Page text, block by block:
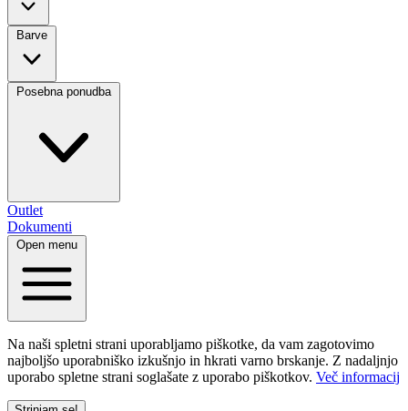
Barve
Posebna ponudba
Outlet
Dokumenti
Open menu
Na naši spletni strani uporabljamo piškotke, da vam zagotovimo
najboljšo uporabniško izkušnjo in hkrati varno brskanje. Z nadaljnjo
uporabo spletne strani soglašate z uporabo piškotkov. Več informacij